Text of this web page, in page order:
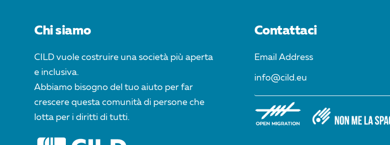
Chi siamo
CILD vuole costruire una società più aperta
e inclusiva.
Abbiamo bisogno del tuo aiuto per far
crescere questa comunità di persone che
lotta per i diritti di tutti.
Contattaci
Email Address
info@cild.eu